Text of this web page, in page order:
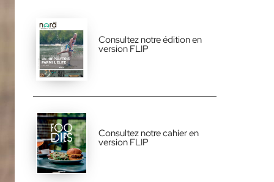
Consultez notre édition en
version FLIP
Consultez notre cahier en
version FLIP